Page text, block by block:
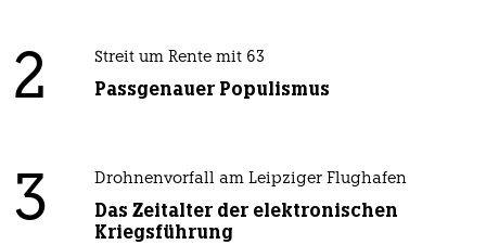
2 Streit um Rente mit 63
Passgenauer Populismus
3 Drohnenvorfall am Leipziger Flughafen
Das Zeitalter der elektronischen
Kriegsführung